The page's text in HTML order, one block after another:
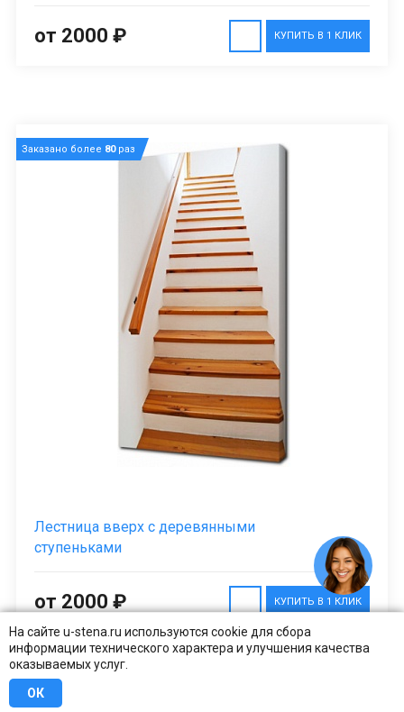
На сайте u-stena.ru используются cookie для сбора
информации технического характера и улучшения качества
оказываемых услуг.
ОК
КУПИТЬ В 1 КЛИК
от 2000 ₽
Заказано более 80раз
Лестница вверх с деревянными
ступеньками
КУПИТЬ В 1 КЛИК
от 2000 ₽
1 2